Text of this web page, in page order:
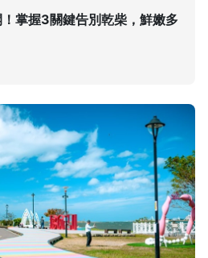
掌握3關鍵告別乾柴，鮮嫩多